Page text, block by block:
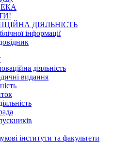
ДІЯЛЬНІСТЬ
інформації
діяльність
видання
інститути та факультети